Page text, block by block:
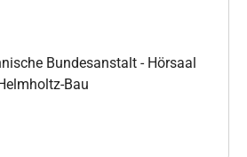
Bundesanstalt - Hörsaal
Bau